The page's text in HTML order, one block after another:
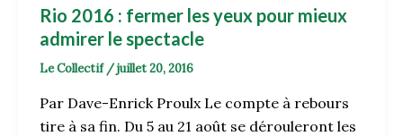
Rio 2016 : fermer les yeux pour mieux
admirer le spectacle
Le Collectif /juillet 20, 2016
Par Dave-Enrick Proulx Le compte à rebours
tire à sa fin. Du 5 au 21 août se dérouleront les